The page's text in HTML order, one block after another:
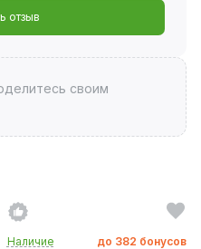
отзыв
своим
Наличие до 382 бонусов